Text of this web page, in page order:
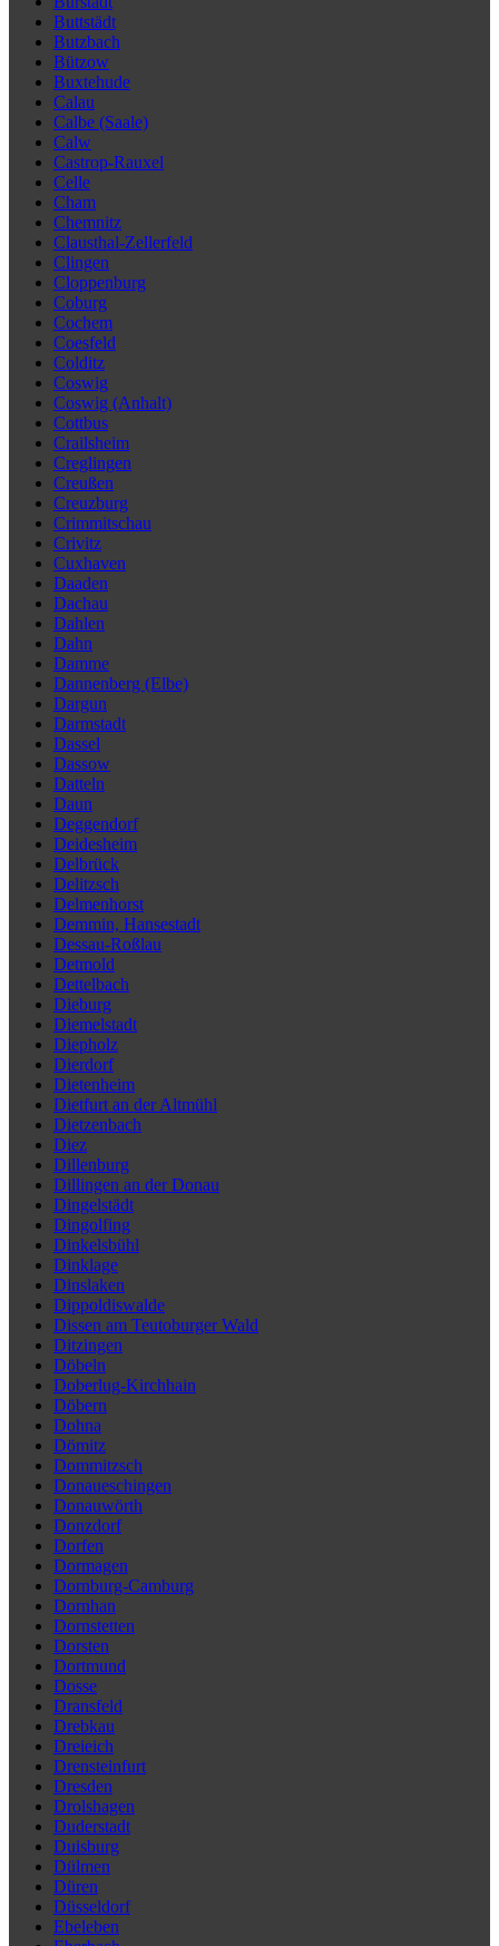
Buttstädt
Butzbach
Bützow
Buxtehude
Calau
Calbe (Saale)
Calw
Castrop-Rauxel
Celle
Cham
Chemnitz
Clausthal-Zellerfeld
Clingen
Cloppenburg
Coburg
Cochem
Coesfeld
Colditz
Coswig
Coswig (Anhalt)
Cottbus
Crailsheim
Creglingen
Creußen
Creuzburg
Crimmitschau
Crivitz
Cuxhaven
Daaden
Dachau
Dahlen
Dahn
Damme
Dannenberg (Elbe)
Dargun
Darmstadt
Dassel
Dassow
Datteln
Daun
Deggendorf
Deidesheim
Delbrück
Delitzsch
Delmenhorst
Demmin, Hansestadt
Dessau-Roßlau
Detmold
Dettelbach
Dieburg
Diemelstadt
Diepholz
Dierdorf
Dietenheim
Dietfurt an der Altmühl
Dietzenbach
Diez
Dillenburg
Dillingen an der Donau
Dingelstädt
Dingolfing
Dinkelsbühl
Dinklage
Dinslaken
Dippoldiswalde
Dissen am Teutoburger Wald
Ditzingen
Döbeln
Doberlug-Kirchhain
Döbern
Dohna
Dömitz
Dommitzsch
Donaueschingen
Donauwörth
Donzdorf
Dorfen
Dormagen
Dornburg-Camburg
Dornhan
Dornstetten
Dorsten
Dortmund
Dosse
Dransfeld
Drebkau
Dreieich
Drensteinfurt
Dresden
Drolshagen
Duderstadt
Duisburg
Dülmen
Düren
Düsseldorf
Ebeleben